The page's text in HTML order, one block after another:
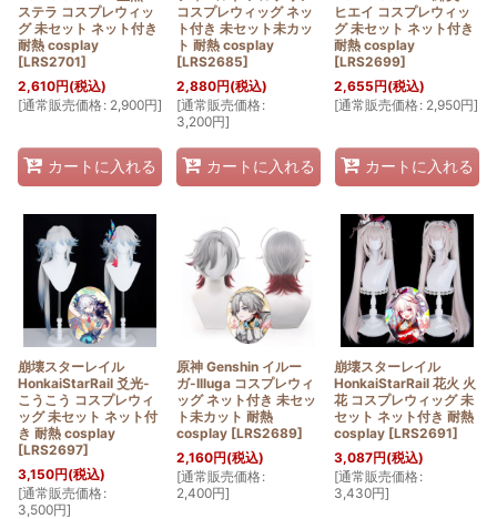
ステラ コスプレウィッ
グ 未セット ネット付き
耐熱 cosplay
[LRS2701]
2,610円(税込)
[通常販売価格: 2,900円]
カートに入れる
コスプレウィッグ ネッ
ト付き 未セット未カッ
ト 耐熱 cosplay
[LRS2685]
2,880円(税込)
[通常販売価格:
3,200円]
カートに入れる
ヒエイ コスプレウィッ
グ 未セット ネット付き
耐熱 cosplay
[LRS2699]
2,655円(税込)
[通常販売価格: 2,950円]
カートに入れる
崩壊スターレイル
HonkaiStarRail 爻光-
こうこう コスプレウィ
ッグ 未セット ネット付
き 耐熱 cosplay
[LRS2697]
3,150円(税込)
[通常販売価格:
3,500円]
原神 Genshin イルー
ガ-Illuga コスプレウィ
ッグ ネット付き 未セッ
ト未カット 耐熱
cosplay [LRS2689]
2,160円(税込)
[通常販売価格:
2,400円]
崩壊スターレイル
HonkaiStarRail 花火 火
花 コスプレウィッグ 未
セット ネット付き 耐熱
cosplay [LRS2691]
3,087円(税込)
[通常販売価格:
3,430円]